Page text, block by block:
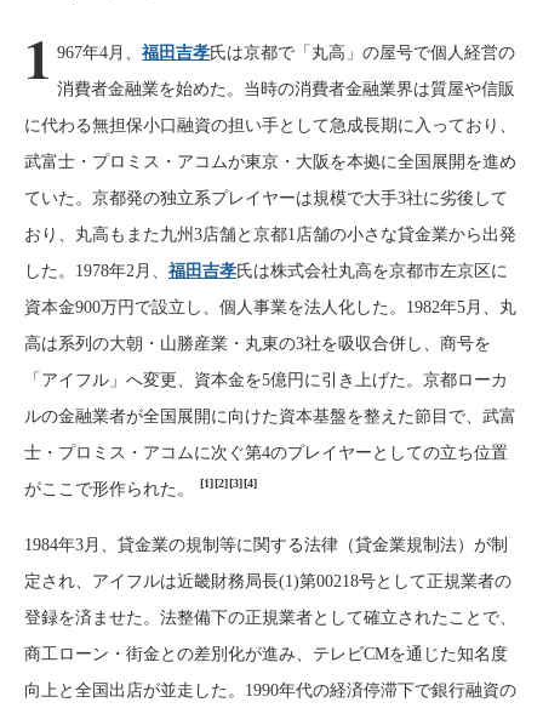
1 967年4月、福田吉孝氏は京都で「丸高」の屋号で個人経営の
消費者金融業を始めた。当時の消費者金融業界は質屋や信販
に代わる無担保小口融資の担い手として急成長期に入っており、
武富士・プロミス・アコムが東京・大阪を本拠に全国展開を進め
ていた。京都発の独立系プレイヤーは規模で大手3社に劣後して
おり、丸高もまた九州3店舗と京都1店舗の小さな貸金業から出発
した。1978年2月、 福田吉孝氏は株式会社丸高を京都市左京区に
資本金900万円で設立し、個人事業を法人化した。1982年5月、丸
高は系列の大朝・山勝産業・丸東の3社を吸収合併し、商号を
「アイフル」へ変更、資本金を5億円に引き上げた。京都ローカ
ルの金融業者が全国展開に向けた資本基盤を整えた節目で、武富
士・プロミス・アコムに次ぐ第4のプレイヤーとしての立ち位置
がここで形作られた。
[1][2][3][4]
1984年3月、貸金業の規制等に関する法律（貸金業規制法）が制
定され、アイフルは近畿財務局長(1)第00218号として正規業者の
登録を済ませた。法整備下の正規業者として確立されたことで、
商工ローン・街金との差別化が進み、テレビCMを通じた知名度
向上と全国出店が並走した。1990年代の経済停滞下で銀行融資の